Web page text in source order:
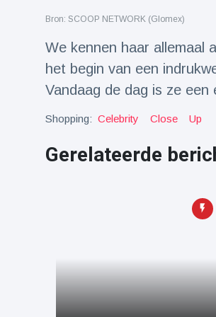
Laatste nieuws
Draakachtig
zeedier
aangespoeld
ter wereld stort
in
Bron: SCOOP NETWORK (Glomex)
We kennen haar allemaal
het begin van een
Vandaag de dag is ze een
Shopping: Celebrity Close Up
Gerelateerde